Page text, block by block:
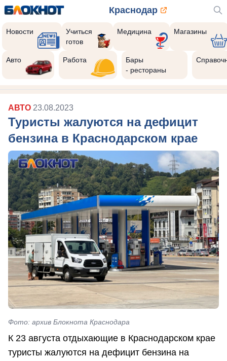
Краснодар
Новости
Учиться
готов
Медицина Магазины
Авто Работа
Бары
- рестораны
АВТО 23.08.2023
Туристы жалуются на дефицит
бензина в Краснодарском крае
Фото: архив Блокнота Краснодара
К 23 августа отдыхающие в Краснодарском крае
туристы жалуются на дефицит бензина на